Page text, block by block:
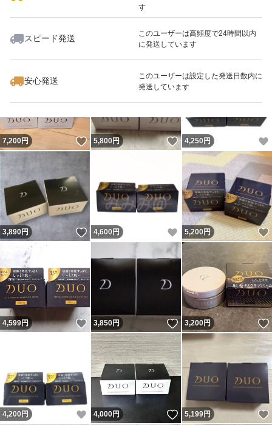
す
スピード発送
このユーザーは高頻度で24時間以内
に発送しています
安心発送
このユーザーは設定した発送日数内に
発送しています
いいね！
4,500
7,200円 いいね！
5,800円 いいね！
4,250 円
3,890円 いいね！
4,600 円 いいね！
5,200円
4,599円 いいね！
3,850円 いいね！
3,200円
4,200 円 いいね！
4,000円 いいね！
5,199円